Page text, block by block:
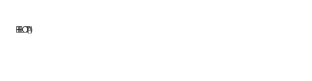
BELLOTA1